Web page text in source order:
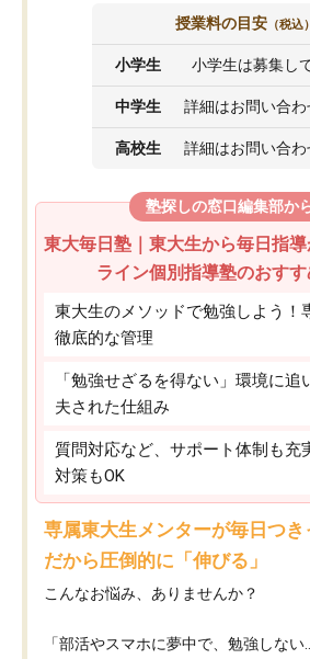
授業料の目安 （税込）
小学生 小学生は募集し
中学生 詳細はお問い合
高校生 詳細はお問い合
塾探しの窓口編集部か
東大毎日塾｜東大生から毎日指
ライン個別指導塾のおすす
東大生のメソッドで勉強しよう！
徹底的な管理
「勉強せざるを得ない」環境に
夫された仕組み
質問対応など、サポート体制も充
対策もOK
専属東大生メンターが毎日つき
だから圧倒的に「伸びる」
こんなお悩み、ありませんか？
「部活やスマホに夢中で、勉強しない…